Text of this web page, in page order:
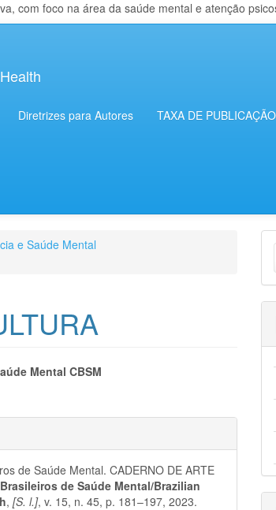
com foco na área da saúde mental e atenção
Diretrizes para Autores TAXA DE PUBLICAÇÃO
e Saúde Mental
Mental CBSM
de Saúde Mental. CADERNO DE ARTE
de Saúde Mental/Brazilian
,[S. l.], v. 15, n. 45, p. 181–197, 2023.